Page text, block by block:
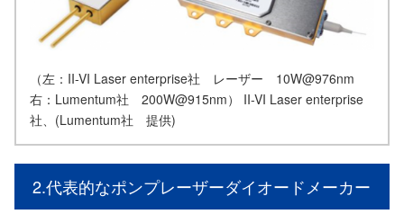
（左：II-VI Laser enterprise社 レーザー 10W@976nm
右：Lumentum社 200W@915nm） II-VI Laser enterprise
社、(Lumentum社 提供)
2.代表的なポンプレーザーダイオードメーカー